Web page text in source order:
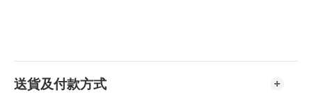
送貨及付款方式